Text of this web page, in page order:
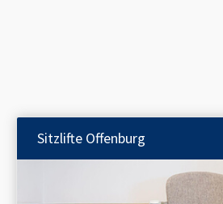
Sitzlifte Offenburg